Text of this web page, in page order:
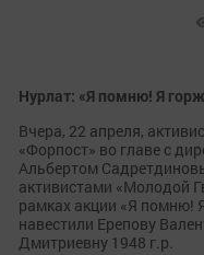
Нурлат: «Я помню! Я
Вчера, 22 апреля,
«Форпост» во главе с
Альбертом
активистами «Молодой
рамках акции «Я помню!
навестили Ерепову
Дмитриевну 1948 г.р.